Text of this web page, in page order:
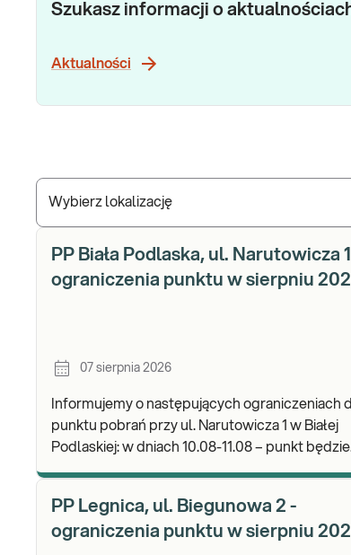
Wybierz lokalizację
Szukasz informacji o
Aktualności
PP Biała Podlaska, ul. Narutowicza
ograniczenia punktu w sierpniu
07 sierpnia 2026
Informujemy o następujących ograniczeniach
punktu pobrań przy ul. Narutowicza 1 w Białej
Podlaskiej: w dniach 10.08-11.08 – punkt będzie
PP Legnica, ul. Biegunowa 2 -
ograniczenia punktu w sierpniu